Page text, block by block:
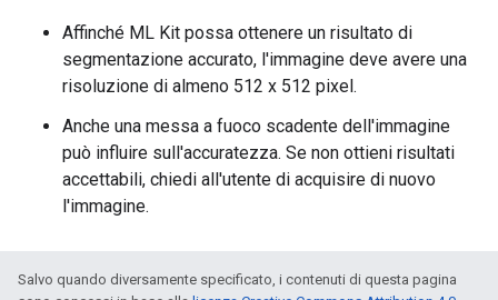
Affinché ML Kit possa ottenere un risultato di
segmentazione accurato, l'immagine deve avere una
risoluzione di almeno 512 x 512 pixel.
Anche una messa a fuoco scadente dell'immagine
può influire sull'accuratezza. Se non ottieni risultati
accettabili, chiedi all'utente di acquisire di nuovo
l'immagine.
Salvo quando diversamente specificato, i contenuti di questa pagina